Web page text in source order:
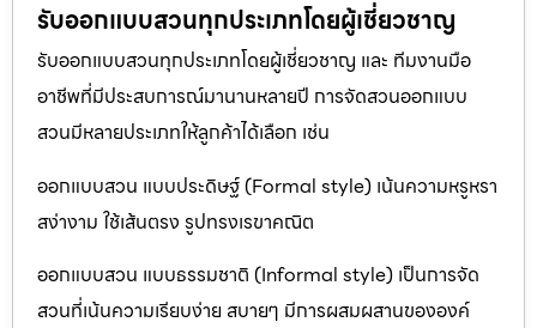
รับออกแบบสวนทุกประเภทโดยผู้เชี่ยวชาญ
รับออกแบบสวนทุกประเภทโดยผู้เชี่ยวชาญ และ ทีมงานมือ
อาชีพที่มีประสบการณ์มานานหลายปี การจัดสวนออกแบบ
สวนมีหลายประเภทให้ลูกค้าได้เลือก เช่น
ออกแบบสวน แบบประดิษฐ์ (Formal style) เน้นความหรูหรา
สง่างาม ใช้เส้นตรง รูปทรงเรขาคณิต
ออกแบบสวน แบบธรรมชาติ (Informal style) เป็นการจัด
สวนที่เน้นความเรียบง่าย สบายๆ มีการผสมผสานขององค์